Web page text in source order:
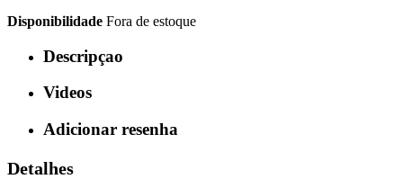
Disponibilidade Fora de estoque
Descripçao
Videos
Adicionar resenha
Detalhes